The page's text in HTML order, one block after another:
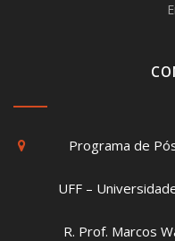
Programa de
UFF –
R. Prof. Marcos